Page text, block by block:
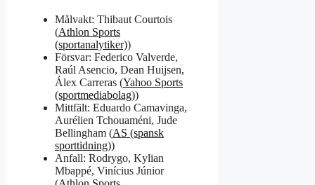
Målvakt: Thibaut Courtois
(Athlon Sports
(sportanalytiker))
Försvar: Federico Valverde,
Raúl Asencio, Dean Huijsen,
Álex Carreras (Yahoo Sports
(sportmediabolag))
Mittfält: Eduardo Camavinga,
Aurélien Tchouaméni, Jude
Bellingham (AS (spansk
sporttidning))
Anfall: Rodrygo, Kylian
Mbappé, Vinícius Júnior